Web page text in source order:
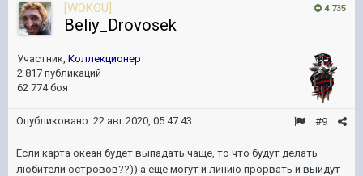
4 735
[WOKOU]
Beliy_Drovosek
Участник, Коллекционер
2 817 публикаций
62 774 боя
#9
Опубликовано: 22 авг 2020, 05:47:43
Если карта океан будет выпадать чаще, то что будут делать
любители островов??)) а ещё могут и линию прорвать и выйдут